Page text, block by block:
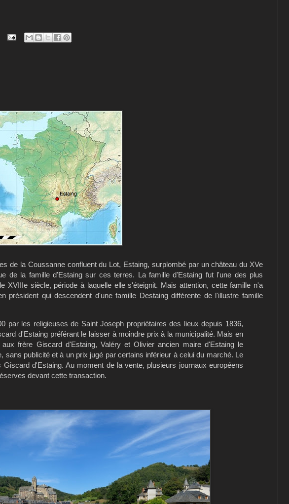
de la Coussanne confluent du Lot, Estaing, surplombé par un château du XVe
de la famille d'Estaing sur ces terres. La famille d'Estaing fut l'une des plus
XVIIIe siècle, période à laquelle elle s'éteignit. Mais attention, cette famille n'a
président qui descendent d'une famille Destaing différente de l'illustre famille
par les religieuses de Saint Joseph propriétaires des lieux depuis 1836,
d'Estaing préférant le laisser à moindre prix à la municipalité. Mais en
frère Giscard d'Estaing, Valéry et Olivier ancien maire d'Estaing le
sans publicité et à un prix jugé par certains inférieur à celui du marché. Le
d'Estaing. Au moment de la vente, plusieurs journaux européens
devant cette transaction.